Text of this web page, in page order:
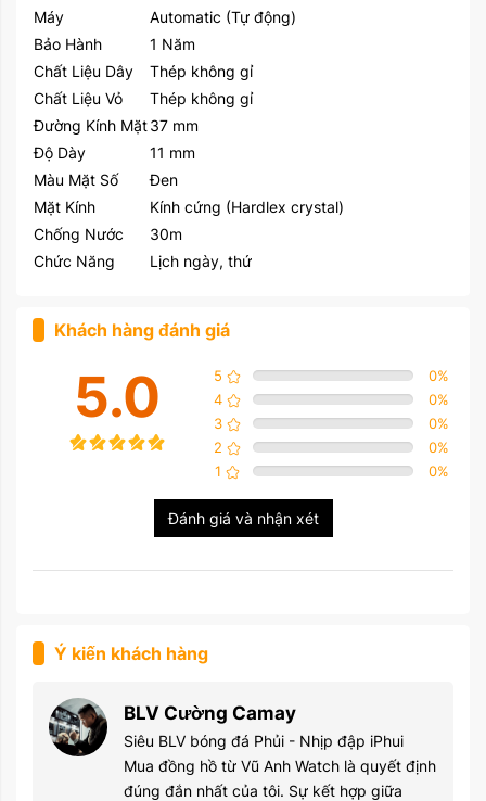
Máy
Automatic (Tự động)
Bảo Hành
1 Năm
Chất Liệu Dây
Thép không gỉ
Chất Liệu Vỏ
Thép không gỉ
Đường Kính Mặt37 mm
Độ Dày
11 mm
Màu Mặt Số
Đen
Mặt Kính
Kính cứng (Hardlex crystal)
Chống Nước
30m
Chức Năng
Lịch ngày, thứ
Khách hàng đánh giá
5.0 5 0%
4
0%
3
0%
2
0%
1
0%
Đánh giá và nhận xét
Ý kiến khách hàng
BLV Cường Camay
Siêu BLV bóng đá Phủi - Nhịp đập iPhui
Mua đồng hồ từ Vũ Anh Watch là quyết định
đúng đắn nhất của tôi. Sự kết hợp giữa